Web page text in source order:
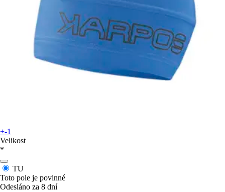
+-1
Velikost
*
TU
Toto pole je povinné
Odesláno za 8 dní